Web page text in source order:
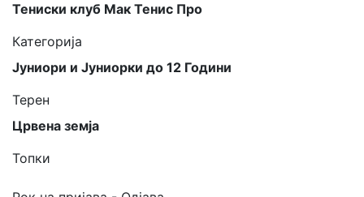
Тениски клуб Мак Тенис Про
Категорија
Јуниори и Јуниорки до 12 Години
Терен
Црвена земја
Топки